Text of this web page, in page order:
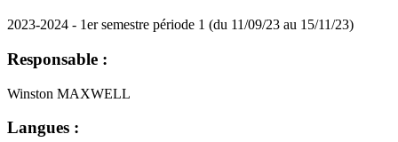
2023-2024 - 1er semestre période 1 (du 11/09/23 au 15/11/23)
Responsable :
Winston MAXWELL
Langues :